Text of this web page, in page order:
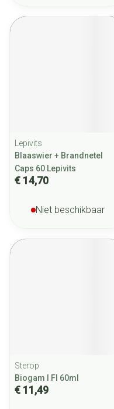
Lepivits
Blaaswier + Brandnetel
Caps 60 Lepivits
€ 14,70
Niet beschikbaar
Sterop
Biogam I Fl 60ml
€ 11,49